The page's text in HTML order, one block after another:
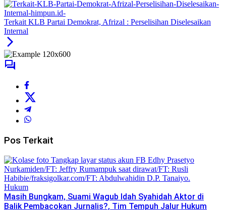
Terkait KLB Partai Demokrat, Afrizal : Perselisihan Diselesaikan
Internal
Pos Terkait
Hukum
Masih Bungkam, Suami Wagub Idah Syahidah Aktor di
Balik Pembacokan Jurnalis?, Tim Tempuh Jalur Hukum